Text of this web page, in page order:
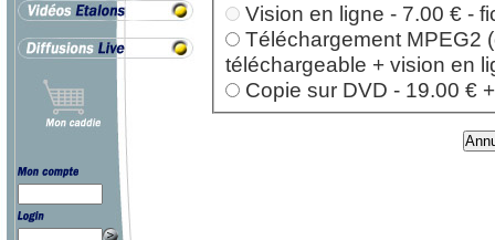
Vision en ligne - 7.00 € -
Téléchargement MPEG2
téléchargeable + vision en
Copie sur DVD - 19.00 €